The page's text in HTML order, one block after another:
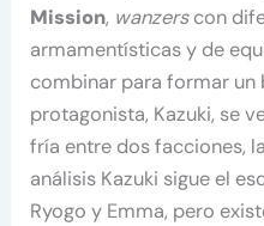
Mission, wanzerscon
armamentísticas y de
combinar para formar un
protagonista, Kazuki, se
fría entre dos facciones, la
análisis Kazuki sigue el
Ryogo y Emma, pero